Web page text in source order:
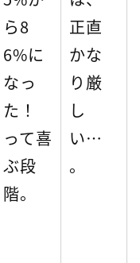
ら8
6%に
なっ
た！
って喜
ぶ段
階。
正直
かな
り厳
し
い…
。